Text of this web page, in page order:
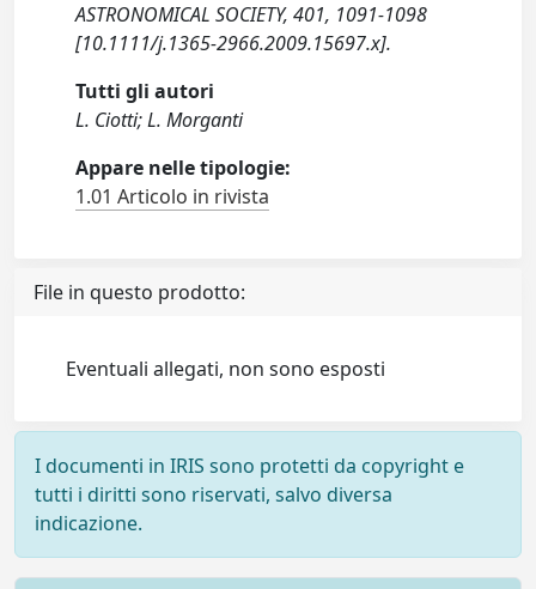
ASTRONOMICAL SOCIETY, 401, 1091-1098
[10.1111/j.1365-2966.2009.15697.x].
Tutti gli autori
L. Ciotti; L. Morganti
Appare nelle tipologie:
1.01 Articolo in rivista
File in questo prodotto:
Eventuali allegati, non sono esposti
I documenti in IRIS sono protetti da copyright e
tutti i diritti sono riservati, salvo diversa
indicazione.